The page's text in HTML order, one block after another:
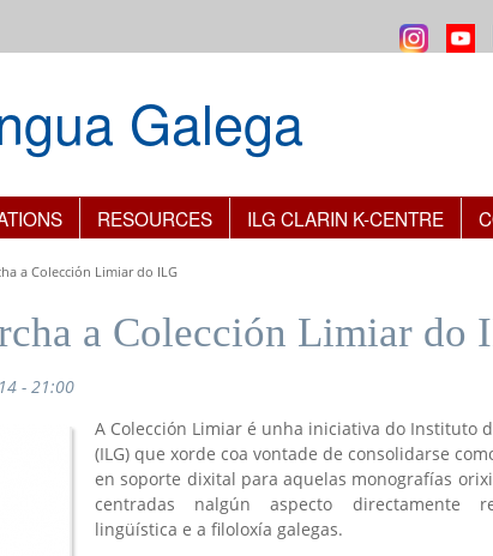
Galega
RESOURCES ILG CLARIN K-CENTRE
a Colección Limiar do ILG
a Colección Limiar do
- 21:00
A Colección Limiar é unha iniciativa do Instituto
(ILG) que xorde coa vontade de consolidarse
en soporte dixital para aquelas monografías
centradas nalgún aspecto directamente
lingüística e a filoloxía galegas.